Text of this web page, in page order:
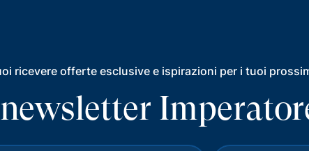
ricevere offerte esclusive e ispirazioni per i tuoi